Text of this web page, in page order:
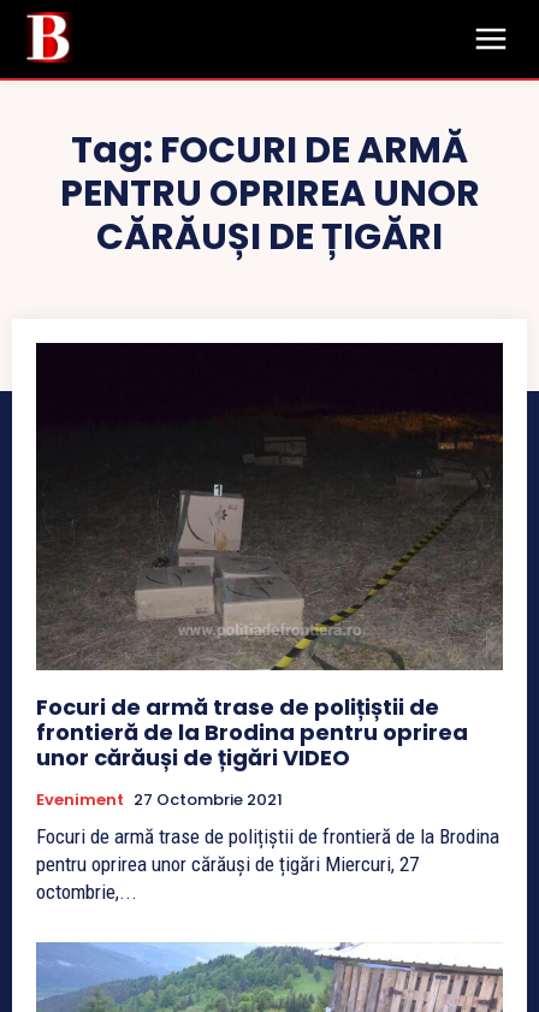
Tag: FOCURI DE ARMĂ
PENTRU OPRIREA UNOR
CĂRĂUȘI DE ȚIGĂRI
Focuri de armă trase de polițiștii de
frontieră de la Brodina pentru oprirea
unor cărăuși de țigări VIDEO
Eveniment 27 Octombrie 2021
Focuri de armă trase de polițiștii de frontieră de la Brodina
pentru oprirea unor cărăuși de țigări Miercuri, 27
octombrie,...